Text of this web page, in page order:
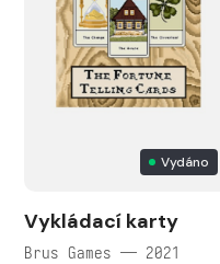
Vydáno
Vykládací karty
Brus Games — 2021